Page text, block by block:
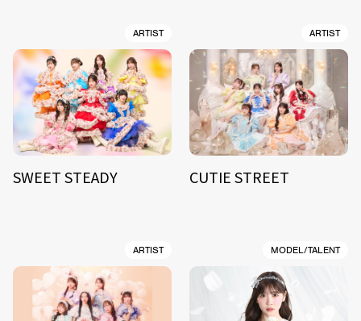
ARTIST
SWEET STEADY
ARTIST
CUTIE STREET
ARTIST MODEL/TALENT